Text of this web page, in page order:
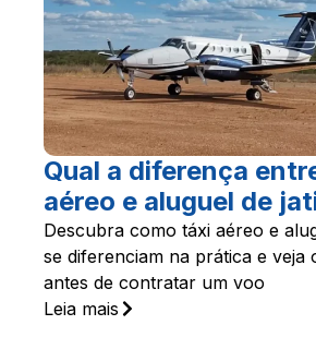
Qual a diferença
aéreo e aluguel de
Descubra como táxi aéreo e
se diferenciam na prática e veja
antes de contratar um voo
Leia mais